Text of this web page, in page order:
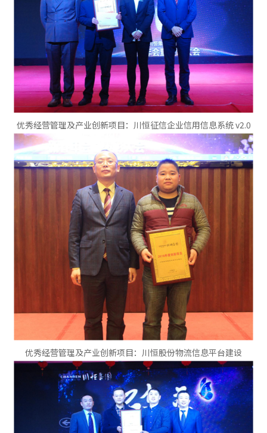
优秀经营管理及产业创新项目：川恒征信企业信用信息系统 v2.0
优秀经营管理及产业创新项目：川恒股份物流信息平台建设